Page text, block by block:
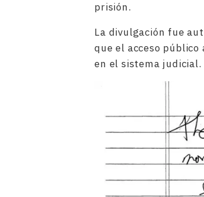
prisión.
La divulgación fue
que el acceso
en el sistema judicial.